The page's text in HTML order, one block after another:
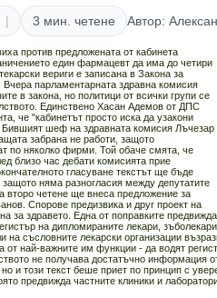
3 мин. четене Автор:
против предложената от кабинета
един фармацевт да има до четири
вериги е записана в Закона за
парламентарната здравна комисия
в закона, но политици от всички групи се
Единствено Хасан Адемов от ДПС
че "кабинетът просто иска да узакони
шеф на здравната комисия Лъчезар
забрана не работи, защото
по няколко фирми. Той обаче смята, че
близо час дебати комисията прие
гласуване текстът ще бъде
няма разногласия между депутатите
второ четене ще внеса предложение за
Спорове предизвика и друг проект на
за здравето. Една от поправките предвижда
на дипломираните лекари, зъболекари
на съсловните лекарски организации
от най-важните им функции - да водят
не получава достатъчно информация
и този текст беше приет по принцип с
предвижда частните клиники и